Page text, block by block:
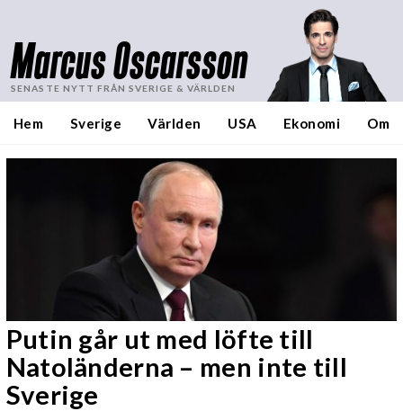
Marcus Oscarsson
SENASTE NYTT FRÅN SVERIGE & VÄRLDEN
Hem Sverige Världen USA Ekonomi Om
Putin går ut med löfte till
Natoländerna – men inte till
Sverige